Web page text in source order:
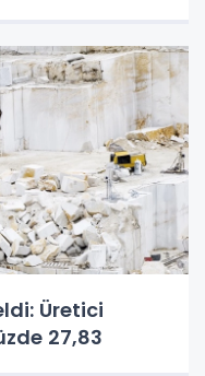
Üretici
27,83